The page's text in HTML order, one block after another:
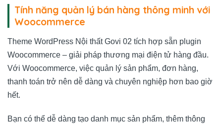
Tính năng quản lý bán hàng thông minh với
Woocommerce
Theme WordPress Nội thất Govi 02 tích hợp sẵn plugin
Woocommerce – giải pháp thương mại điện tử hàng đầu.
Với Woocommerce, việc quản lý sản phẩm, đơn hàng,
thanh toán trở nên dễ dàng và chuyên nghiệp hơn bao giờ
hết.
Bạn có thể dễ dàng tạo danh mục sản phẩm, thêm thông